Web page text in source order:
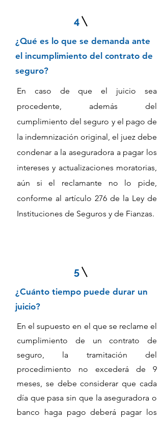
4
¿Qué es lo que se demanda ante
el incumplimiento del contrato de
seguro?
En caso de que el juicio sea
procedente, además del
cumplimiento del seguro y el pago de
la indemnización original, el juez debe
condenar a la aseguradora a pagar los
intereses y actualizaciones moratorias,
aún si el reclamante no lo pide,
conforme al artículo 276 de la Ley de
Instituciones de Seguros y de Fianzas.
5
¿Cuánto tiempo puede durar un
juicio?
En el supuesto en el que se reclame el
cumplimiento de un contrato de
seguro, la tramitación del
procedimiento no excederá de 9
meses, se debe considerar que cada
día que pasa sin que la aseguradora o
banco haga pago deberá pagar los